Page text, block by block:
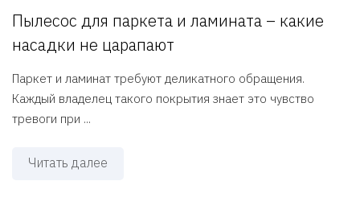
Пылесос для паркета и ламината – какие
насадки не царапают
Паркет и ламинат требуют деликатного обращения.
Каждый владелец такого покрытия знает это чувство
тревоги при ...
Читать далее